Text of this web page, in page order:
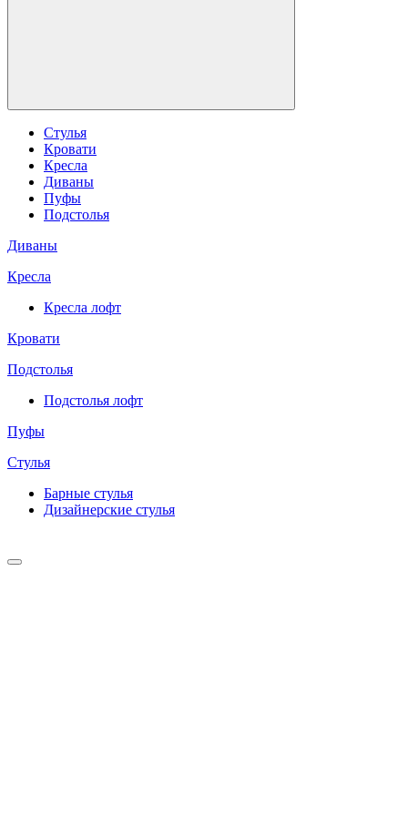
Стулья
Кровати
Кресла
Диваны
Пуфы
Подстолья
Диваны
Кресла
Кресла лофт
Кровати
Подстолья
Подстолья лофт
Пуфы
Стулья
Барные cтулья
Дизайнерские cтулья